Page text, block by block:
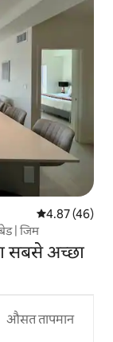
औसत रेटिंग 5 में
4.87 (46)
| जिम
सबसे अच्छा
औसत तापमान